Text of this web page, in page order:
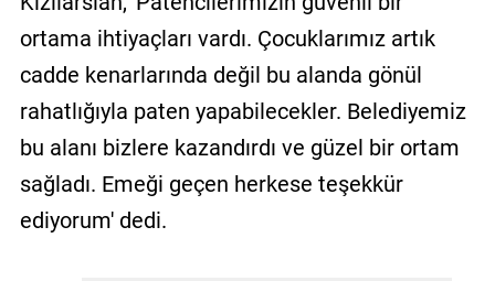
ortama ihtiyaçları vardı. Çocuklarımız artık
cadde kenarlarında değil bu alanda gönül
rahatlığıyla paten yapabilecekler. Belediyemiz
bu alanı bizlere kazandırdı ve güzel bir ortam
sağladı. Emeği geçen herkese teşekkür
ediyorum' dedi.